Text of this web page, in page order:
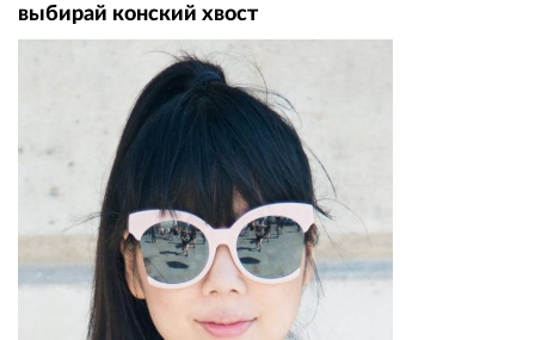
выбирай конский хвост